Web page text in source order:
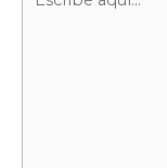
aquí...